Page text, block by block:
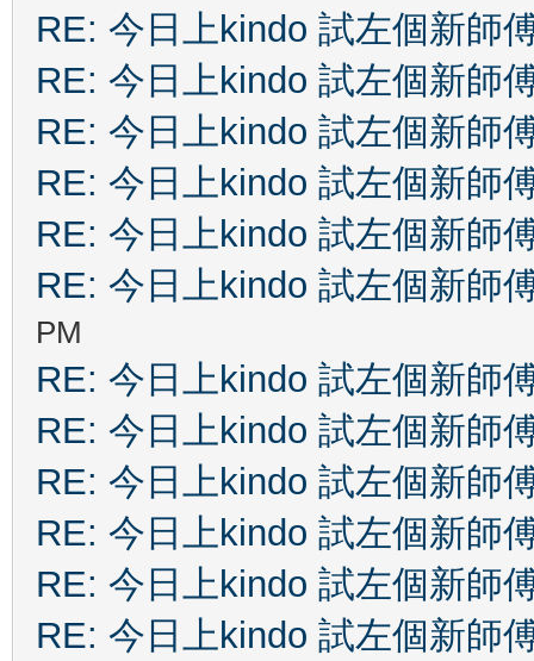
RE: 今日上kindo 試左個新師
RE: 今日上kindo 試左個新師
RE: 今日上kindo 試左個新師
RE: 今日上kindo 試左個新師
RE: 今日上kindo 試左個新師
RE: 今日上kindo 試左個新師
PM
RE: 今日上kindo 試左個新師
RE: 今日上kindo 試左個新師
RE: 今日上kindo 試左個新師
RE: 今日上kindo 試左個新師
RE: 今日上kindo 試左個新師
RE: 今日上kindo 試左個新師